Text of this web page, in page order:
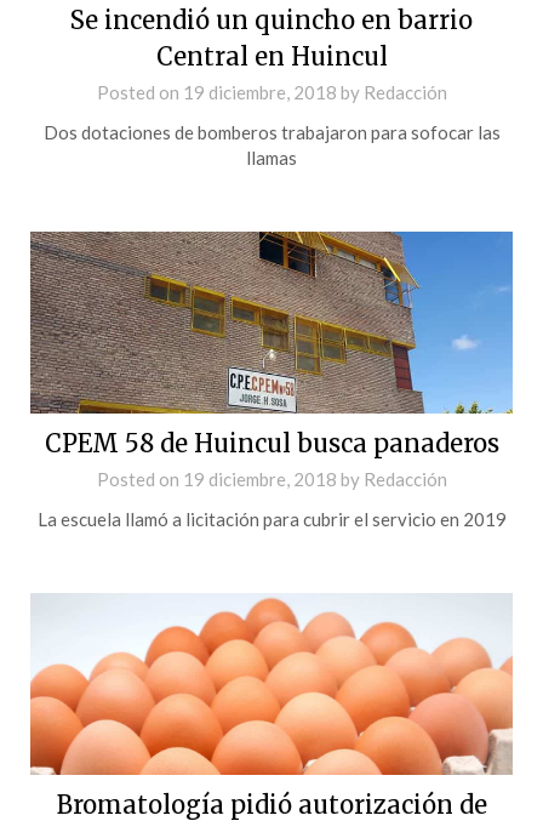
Se incendió un quincho en barrio
Central en Huincul
Posted on 19 diciembre, 2018 by Redacción
Dos dotaciones de bomberos trabajaron para sofocar las
llamas
CPEM 58 de Huincul busca panaderos
Posted on 19 diciembre, 2018 by Redacción
La escuela llamó a licitación para cubrir el servicio en 2019
Bromatología pidió autorización de